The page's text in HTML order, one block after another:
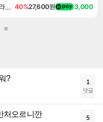
나 혼자만 레벨업 어라이즈 오버드라이브 Solo Leveling Arise 40%27,600원 3,000
? 1
댓글
처오르니깐 5